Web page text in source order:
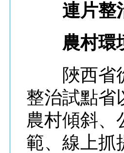
連片整
農村環
陜西省從
整治試點省
農村傾斜、
範、線上抓